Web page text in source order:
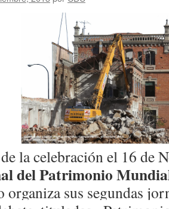
la celebración el 16 de
del Patrimonio
sus segundas